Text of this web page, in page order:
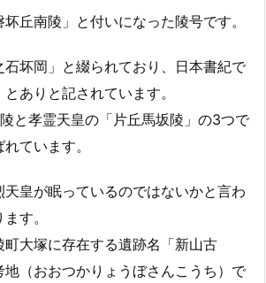
丘南陵」と付いになった陵号です。
坏岡」と綴られており、日本書紀で
ありと記されています。
と孝霊天皇の「片丘馬坂陵」の3つで
ています。
皇が眠っているのではないかと言わ
す。
大塚に存在する遺跡名「新山古
（おおつかりょうぼさんこうち）で